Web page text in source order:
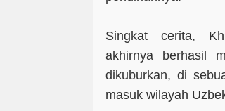
Singkat cerita,
akhirnya berhasil
dikuburkan, di
masuk wilayah